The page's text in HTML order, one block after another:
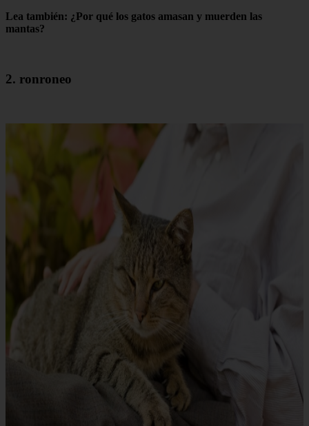
Lea también: ¿Por qué los gatos amasan y muerden las
mantas?
2. ronroneo